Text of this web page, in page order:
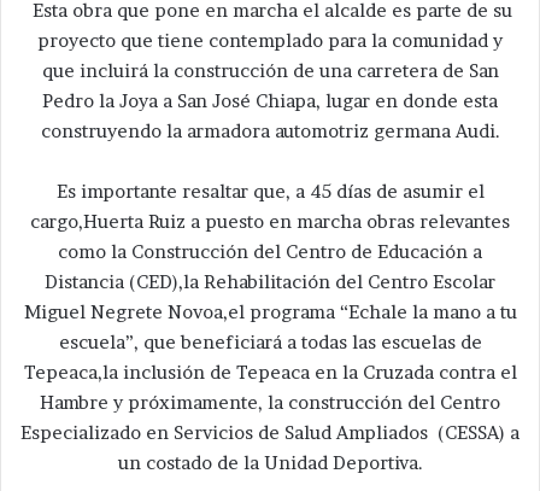
Esta obra que pone en marcha el alcalde es parte de su
proyecto que tiene contemplado para la comunidad y
que incluirá la construcción de una carretera de San
Pedro la Joya a San José Chiapa, lugar en donde esta
construyendo la armadora automotriz germana Audi.
Es importante resaltar que, a 45 días de asumir el
cargo,Huerta Ruiz a puesto en marcha obras relevantes
como la Construcción del Centro de Educación a
Distancia (CED),la Rehabilitación del Centro Escolar
Miguel Negrete Novoa,el programa “Echale la mano a tu
escuela”, que beneficiará a todas las escuelas de
Tepeaca,la inclusión de Tepeaca en la Cruzada contra el
Hambre y próximamente, la construcción del Centro
Especializado en Servicios de Salud Ampliados (CESSA) a
un costado de la Unidad Deportiva.